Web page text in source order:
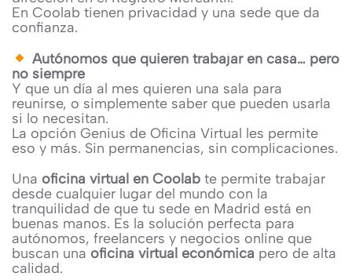
En Coolab tienen privacidad y una sede que da
confianza.
Autónomos que quieren trabajar en casa… pero
no siempre
Y que un día al mes quieren una sala para
reunirse, o simplemente saber que pueden usarla
si lo necesitan.
La opción Genius de Oficina Virtual les permite
eso y más. Sin permanencias, sin complicaciones.
Una oficina virtual en Coolab te permite trabajar
desde cualquier lugar del mundo con la
tranquilidad de que tu sede en Madrid está en
buenas manos. Es la solución perfecta para
autónomos, freelancers y negocios online que
buscan una oficina virtual económica pero de alta
calidad.